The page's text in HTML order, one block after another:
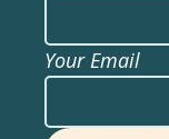
Your Email